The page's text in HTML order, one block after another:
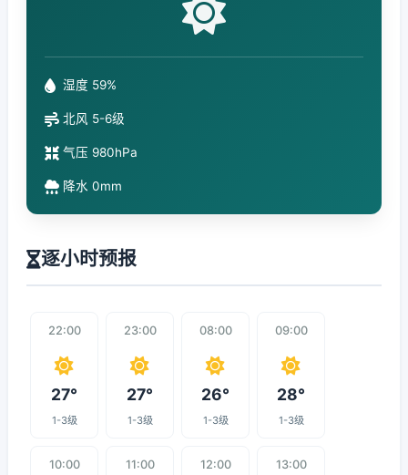
湿度 59%
北风 5-6级
气压 980hPa
降水 0mm
逐小时预报
22:00
27°
1-3级
23:00
27°
1-3级
08:00
26°
1-3级
09:00
28°
1-3级
10:00 11:00 12:00 13:00